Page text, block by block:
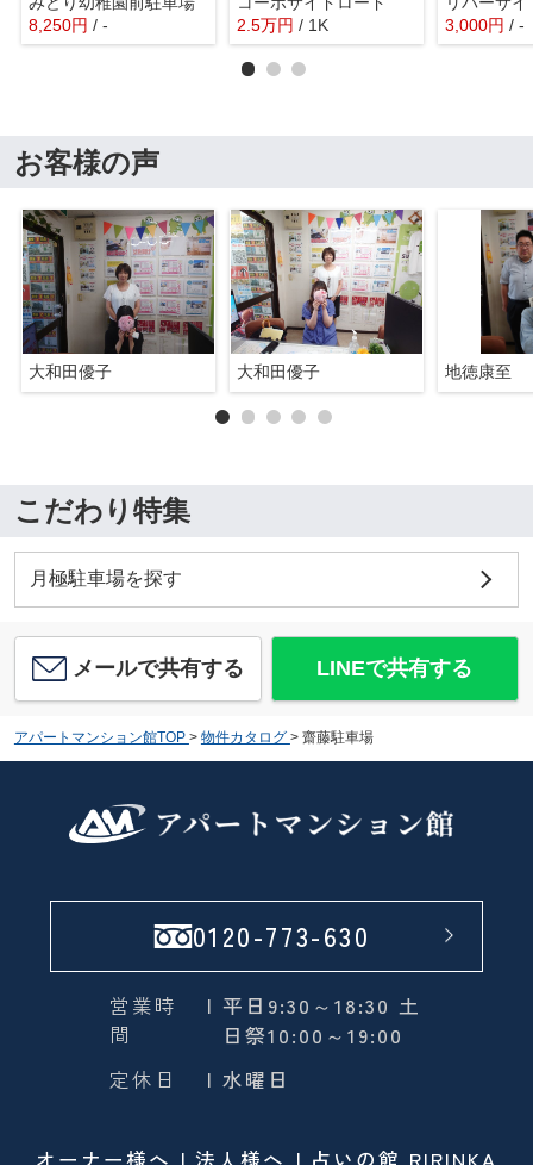
8,250円 / -
2.5万円 / 1K 3,000円 / -
お客様の声
大和田優子 大和田優子 地徳康至
こだわり特集
月極駐車場を探す
メールで共有する LINEで共有する
アパートマンション館TOP > 物件カタログ > 齋藤駐車場
0120-773-630
営業時
間
| 平日9:30～18:30 土
日祭10:00～19:00
定休日
| 水曜日
オーナー様へ 法人様へ 占いの館 RIRINKA